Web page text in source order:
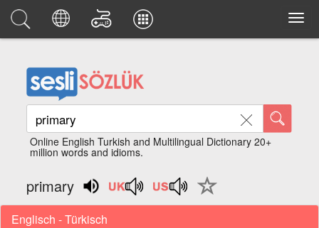
Online English Turkish and Multilingual Dictionary 20+
million words and idioms.
primary
Englisch - Türkisch